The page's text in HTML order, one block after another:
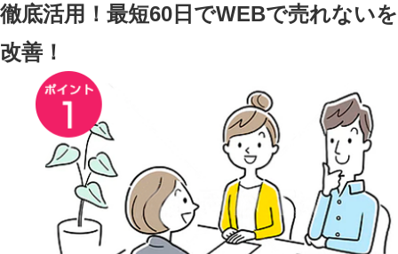
徹底活用！最短60日でWEBで売れないを
改善！